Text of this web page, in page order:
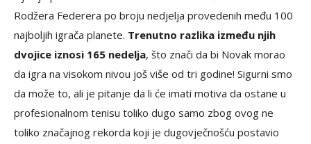
Rodžera Federera po broju nedjelja provedenih među 100
najboljih igrača planete. Trenutno razlika između njih
dvojice iznosi 165 nedelja, što znači da bi Novak morao
da igra na visokom nivou još više od tri godine! Sigurni smo
da može to, ali je pitanje da li će imati motiva da ostane u
profesionalnom tenisu toliko dugo samo zbog ovog ne
toliko značajnog rekorda koji je dugovječnošću postavio